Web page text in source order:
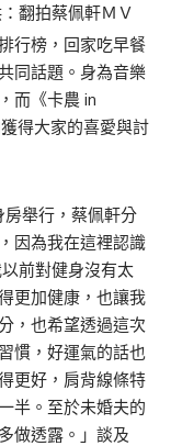
翻拍蔡佩軒ＭＶ
行榜，回家吃早餐
同話題。身為音樂
而《卡農 in
得大家的喜愛與討
舉行，蔡佩軒分
因為我在這裡認識
前對健身沒有太
更加健康，也讓我
，也希望透過這次
慣，好運氣的話也
更好，肩背線條特
半。至於未婚夫的
做透露。」談及